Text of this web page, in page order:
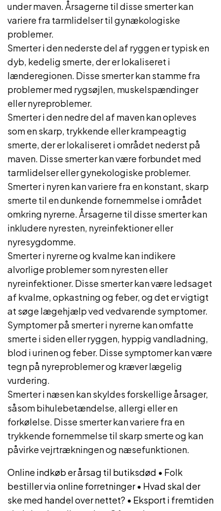
under maven. Årsagerne til disse smerter kan
variere fra tarmlidelser til gynækologiske
problemer.
Smerter i den nederste del af ryggen er typisk en
dyb, kedelig smerte, der er lokaliseret i
lænderegionen. Disse smerter kan stamme fra
problemer med rygsøjlen, muskelspændinger
eller nyreproblemer.
Smerter i den nedre del af maven kan opleves
som en skarp, trykkende eller krampeagtig
smerte, der er lokaliseret i området nederst på
maven. Disse smerter kan være forbundet med
tarmlidelser eller gynekologiske problemer.
Smerter i nyren kan variere fra en konstant, skarp
smerte til en dunkende fornemmelse i området
omkring nyrerne. Årsagerne til disse smerter kan
inkludere nyresten, nyreinfektioner eller
nyresygdomme.
Smerter i nyrerne og kvalme kan indikere
alvorlige problemer som nyresten eller
nyreinfektioner. Disse smerter kan være ledsaget
af kvalme, opkastning og feber, og det er vigtigt
at søge lægehjælp ved vedvarende symptomer.
Symptomer på smerter i nyrerne kan omfatte
smerte i siden eller ryggen, hyppig vandladning,
blod i urinen og feber. Disse symptomer kan være
tegn på nyreproblemer og kræver lægelig
vurdering.
Smerter i næsen kan skyldes forskellige årsager,
såsom bihulebetændelse, allergi eller en
forkølelse. Disse smerter kan variere fra en
trykkende fornemmelse til skarp smerte og kan
påvirke vejrtrækningen og næsefunktionen.
Online indkøb er årsag til butiksdød • Folk
bestiller via online forretninger• Hvad skal der
ske med handel over nettet? • Eksport i fremtiden